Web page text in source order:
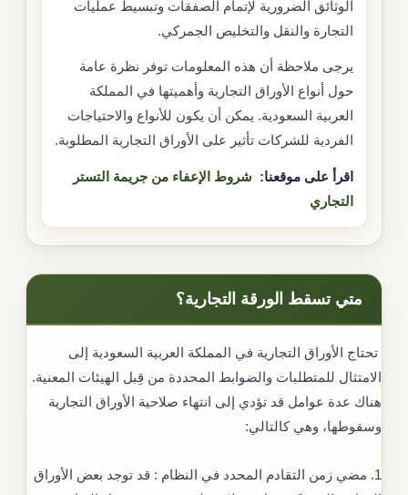
الوثائق الضرورية لإتمام الصفقات وتبسيط عمليات
التجارة والنقل والتخليص الجمركي.
يرجى ملاحظة أن هذه المعلومات توفر نظرة عامة
حول أنواع الأوراق التجارية وأهميتها في المملكة
العربية السعودية. يمكن أن يكون للأنواع والاحتياجات
الفردية للشركات تأثير على الأوراق التجارية المطلوبة.
اقرأ على موقعنا: شروط الإعفاء من جريمة التستر
التجاري
متي تسقط الورقة التجارية؟
تحتاج الأوراق التجارية في المملكة العربية السعودية إلى
الامتثال للمتطلبات والضوابط المحددة من قِبل الهيئات المعنية.
هناك عدة عوامل قد تؤدي إلى انتهاء صلاحية الأوراق التجارية
وسقوطها، وهي كالتالي:
1. مضي زمن التقادم المحدد في النظام : قد توجد بعض الأوراق